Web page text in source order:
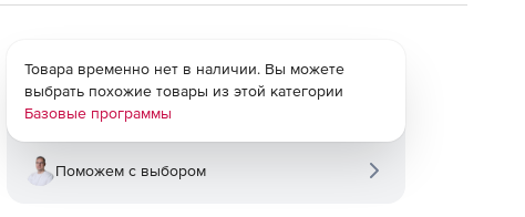
Товара временно нет в наличии. Вы можете
выбрать похожие товары из этой категории
Базовые программы
Поможем с выбором